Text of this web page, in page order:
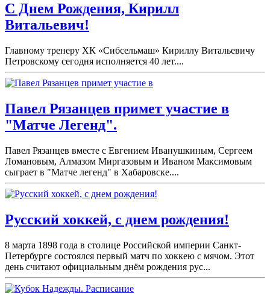
С Днем Рождения, Кирилл
Витальевич!
Главному тренеру ХК «Сибсельмаш» Кириллу Витальевичу
Петровскому сегодня исполняется 40 лет....
Павел Рязанцев примет участие в
"Матче Легенд".
Павел Рязанцев вместе с Евгением Иванушкиным, Сергеем
Ломановым, Алмазом Миргазовым и Иваном Максимовым
сыграет в "Матче легенд" в Хабаровске....
Русский хоккей, с днем рождения!
8 марта 1898 года в столице Российской империи Санкт-
Петербурге состоялся первый матч по хоккею с мячом. Этот
день считают официальным днём рождения рус...